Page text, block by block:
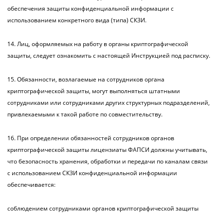
обеспечения защиты конфиденциальной информации с
использованием конкретного вида (типа) СКЗИ.
14. Лиц, оформляемых на работу в органы криптографической
защиты, следует ознакомить с настоящей Инструкцией под расписку.
15. Обязанности, возлагаемые на сотрудников органа
криптографической защиты, могут выполняться штатными
сотрудниками или сотрудниками других структурных подразделений,
привлекаемыми к такой работе по совместительству.
16. При определении обязанностей сотрудников органов
криптографической защиты лицензиаты ФАПСИ должны учитывать,
что безопасность хранения, обработки и передачи по каналам связи
с использованием СКЗИ конфиденциальной информации
обеспечивается:
соблюдением сотрудниками органов криптографической защиты